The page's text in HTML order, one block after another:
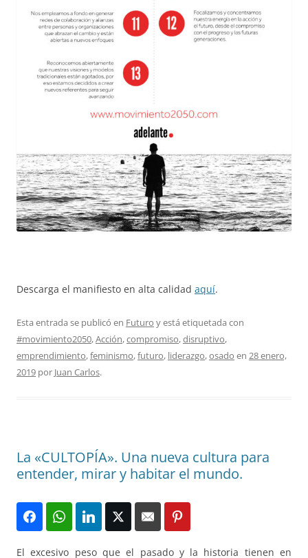
Descarga el manifiesto en alta calidad aquí.
Esta entrada se publicó en Futuro y está etiquetada con
#movimiento2050,Acción,compromiso,disruptivo,
emprendimiento,feminismo,futuro, liderazgo,osado en 28 enero,
2019 por Juan Carlos.
La «CULTOPÍA». Una nueva cultura para
entender, mirar y habitar el mundo.
El excesivo peso que el pasado y la historia tienen en